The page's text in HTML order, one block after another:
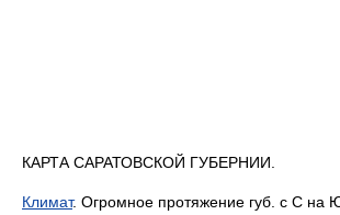
КАРТА САРАТОВСКОЙ ГУБЕРНИИ.
Климат. Огромное протяжение губ. с С на